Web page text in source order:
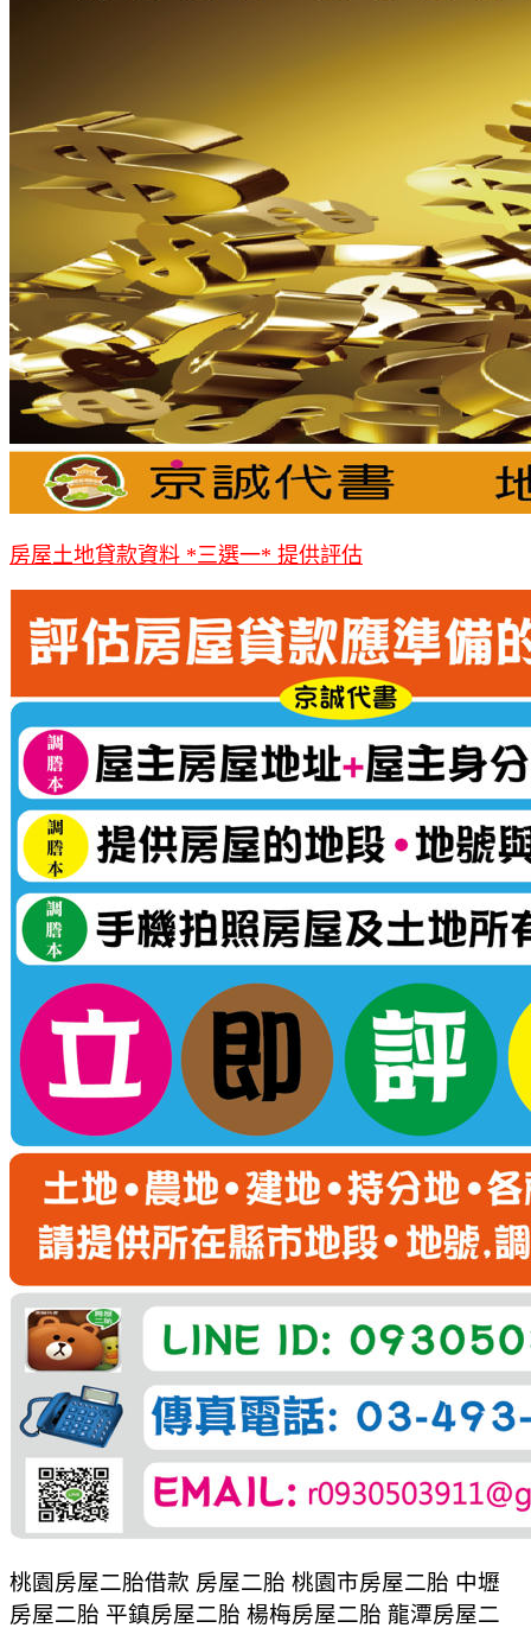
房屋土地貸款資料 *三選一* 提供評估
桃園房屋二胎借款 房屋二胎 桃園市房屋二胎 中壢
房屋二胎 平鎮房屋二胎 楊梅房屋二胎 龍潭房屋二